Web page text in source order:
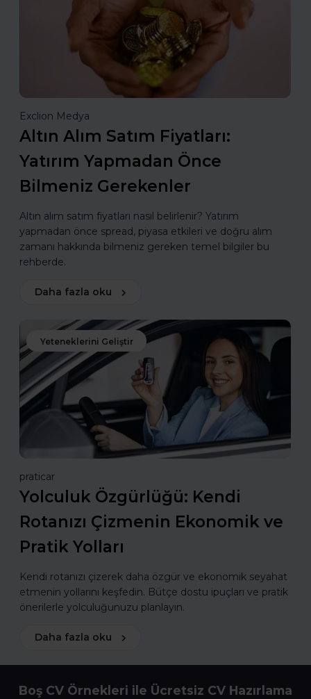
Exclion Medya
Altın Alım Satım Fiyatları:
Yatırım Yapmadan Önce
Bilmeniz Gerekenler
Altın alım satım fiyatları nasıl belirlenir? Yatırım
yapmadan önce spread, piyasa etkileri ve doğru alım
zamanı hakkında bilmeniz gereken temel bilgiler bu
rehberde.
Daha fazla oku
Yeteneklerini Geliştir
praticar
Yolculuk Özgürlüğü: Kendi
Rotanızı Çizmenin Ekonomik ve
Pratik Yolları
Kendi rotanızı çizerek daha özgür ve ekonomik seyahat
etmenin yollarını keşfedin. Bütçe dostu ipuçları ve pratik
önerilerle yolculuğunuzu planlayın.
Daha fazla oku
Boş CV Örnekleri ile Ücretsiz CV Hazırlama